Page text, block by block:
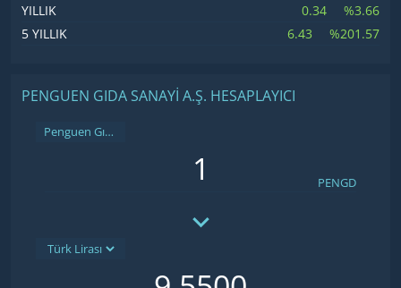
YILLIK
0.34
%3.66
5 YILLIK
6.43 %201.57
PENGUEN GIDA SANAYI A.Ş. HESAPLAYICI
Penguen Gıda Sanayi A.Ş.
PENGD